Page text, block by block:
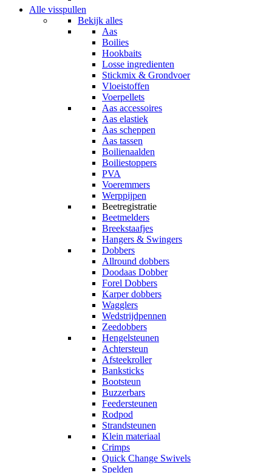
Alle visspullen
Bekijk alles
Aas
Boilies
Hookbaits
Losse ingredienten
Stickmix & Grondvoer
Vloeistoffen
Voerpellets
Aas accessoires
Aas elastiek
Aas scheppen
Aas tassen
Boilienaalden
Boiliestoppers
PVA
Voeremmers
Werppijpen
Beetregistratie
Beetmelders
Breekstaafjes
Hangers & Swingers
Dobbers
Allround dobbers
Doodaas Dobber
Forel Dobbers
Karper dobbers
Wagglers
Wedstrijdpennen
Zeedobbers
Hengelsteunen
Achtersteun
Afsteekroller
Banksticks
Bootsteun
Buzzerbars
Feedersteunen
Rodpod
Strandsteunen
Klein materiaal
Crimps
Quick Change Swivels
Spelden